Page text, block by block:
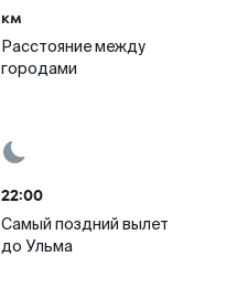
км
Расстояние между
городами
22:00
Самый поздний вылет
до Ульма